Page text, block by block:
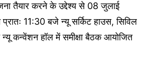
तैयार करने के उद्देश्य से 08 जुलाई
11:30 बजे न्यू सर्किट हाउस, सिविल
न्यू कन्वेंशन हॉल में समीक्षा बैठक आयोजित